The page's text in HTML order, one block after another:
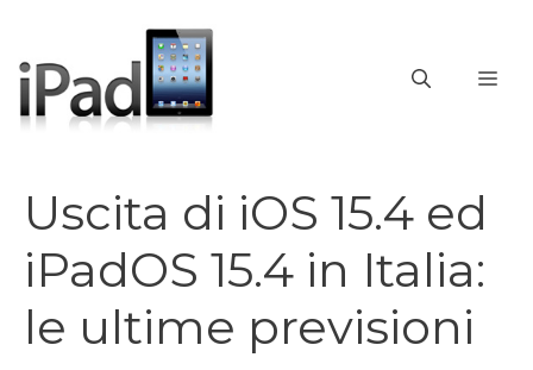
contenuto
Uscita di iOS 15.4 ed
iPadOS 15.4 in Italia:
le ultime previsioni